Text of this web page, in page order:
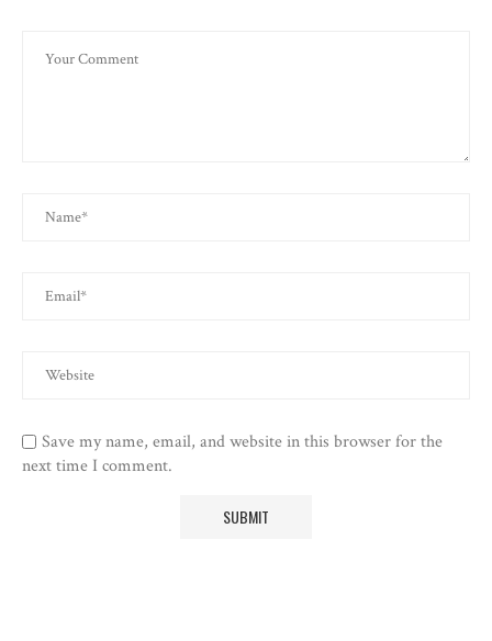
Save my name, email, and website in this browser for the
next time I comment.